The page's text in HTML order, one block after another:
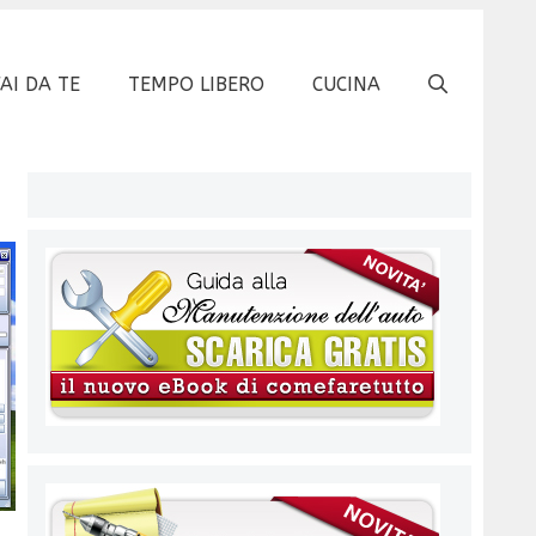
DA TE TEMPO LIBERO CUCINA